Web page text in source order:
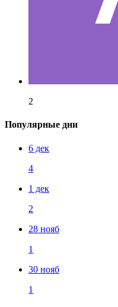
2
Популярные дни
6 дек
4
1 дек
2
28 нояб
1
30 нояб
1